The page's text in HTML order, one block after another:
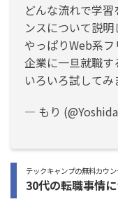
どんな流れで学
ンスについて説
やっぱりWeb系
企業に一旦就職
いろいろ試してみ
— もり
テックキャンプの無料カウ
30代の転職事情